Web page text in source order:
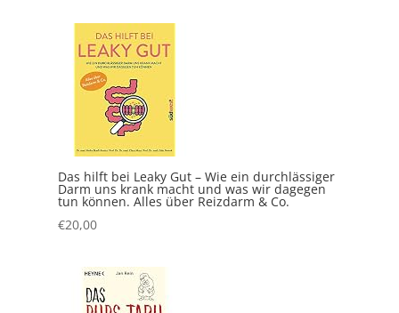
Das hilft bei Leaky Gut – Wie ein durchlässiger
Darm uns krank macht und was wir dagegen
tun können. Alles über Reizdarm & Co.
€20,00